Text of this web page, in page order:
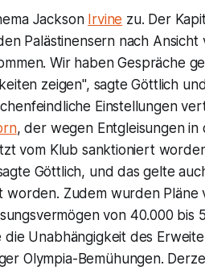
Jackson Irvine zu. Der
Palästinensern nach Ansicht
Wir haben Gespräche
zeigen", sagte Göttlich
Einstellungen
, der wegen Entgleisungen in
vom Klub sanktioniert
Göttlich, und das gelte
worden. Zudem wurden Pläne
von 40.000 bis
Unabhängigkeit des
Olympia-Bemühungen.